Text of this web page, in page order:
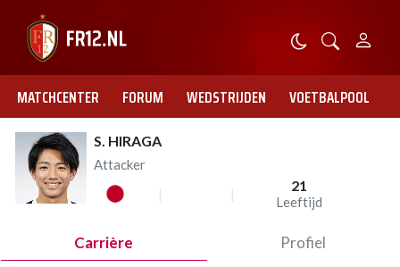
MATCHCENTER FORUM WEDSTRIJDEN VOETBALPOOL
S. HIRAGA
Attacker
21
Leeftijd
Carrière Profiel